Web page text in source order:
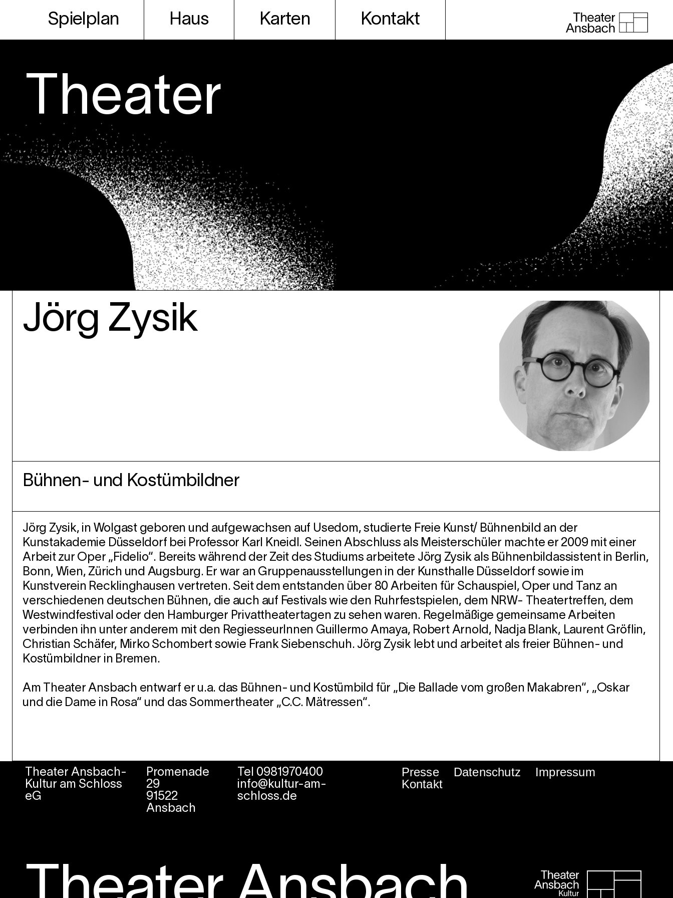
Spielplan Haus Karten Kontakt
Theater
Jörg Zysik
Bühnen- und Kostümbildner
Jörg Zysik, in Wolgast geboren und aufgewachsen auf Usedom, studierte Freie Kunst/ Bühnenbild an der
Kunstakademie Düsseldorf bei Professor Karl Kneidl. Seinen Abschluss als Meisterschüler machte er 2009 mit einer
Arbeit zur Oper „Fidelio“. Bereits während der Zeit des Studiums arbeitete Jörg Zysik als Bühnenbildassistent in Berlin,
Bonn, Wien, Zürich und Augsburg. Er war an Gruppenausstellungen in der Kunsthalle Düsseldorf sowie im
Kunstverein Recklinghausen vertreten. Seit dem entstanden über 80 Arbeiten für Schauspiel, Oper und Tanz an
verschiedenen deutschen Bühnen, die auch auf Festivals wie den Ruhrfestspielen, dem NRW- Theatertreffen, dem
Westwindfestival oder den Hamburger Privattheatertagen zu sehen waren. Regelmäßige gemeinsame Arbeiten
verbinden ihn unter anderem mit den RegiesseurInnen Guillermo Amaya, Robert Arnold, Nadja Blank, Laurent Gröflin,
Christian Schäfer, Mirko Schombert sowie Frank Siebenschuh. Jörg Zysik lebt und arbeitet als freier Bühnen- und
Kostümbildner in Bremen.
Am Theater Ansbach entwarf er u.a. das Bühnen- und Kostümbild für „Die Ballade vom großen Makabren“, „Oskar
und die Dame in Rosa“ und das Sommertheater „C.C. Mätressen“.
Theater Ansbach-
Kultur am Schloss
eG
Promenade
29
91522
Ansbach
Tel 0981970400
info@kultur-am-
schloss.de
Presse Datenschutz
Impressum
Kontakt